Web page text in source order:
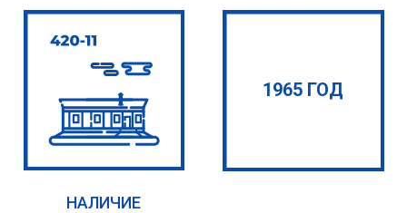
1965 ГОД
НАЛИЧИЕ